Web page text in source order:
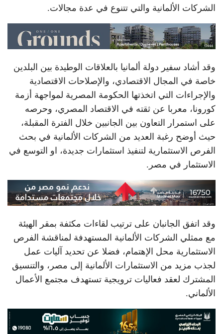
الشركات الألمانية والتي تتنوع في عدة مجالات.
وقد أشاد سفير دولة ألمانيا بالعلاقات الوطيدة بين البلدين
خاصة في المجال الاقتصادي، والإصلاحات الاقتصادية
والإجراءات التي اتخذتها الحكومة المصرية لمواجهة أزمة
كورونا، معربا عن ثقته في الاقتصاد المصري، وحرصه
على استمرار التعاون بين الجانبين خلال الفترة المقبلة،
حيث أوضح رغبة العديد من الشركات الألمانية في بحث
الفرص الاستثمارية لتنفيذ استثمارات جديدة، او التوسع في
الاستثمار في مصر.
وقد اتفق الجانبان على ترتيب لقاءات مكثفة بمقر الهيئة
مع ممثلي الشركات الألمانية المستهدفة لمناقشة الفرص
الاستثمارية محل الإهتمام، فضلا عن تحديد آليات عمل
لجذب مزيد من الاستثمارات الألمانية إلى مصر، والتنسيق
المشترك لعقد فعاليات ترويجية تستهدف مجتمع الأعمال
الألماني.